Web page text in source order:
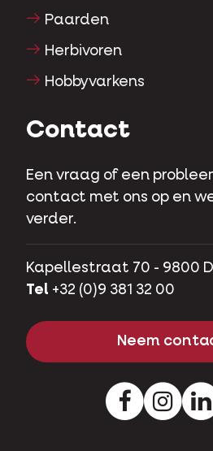
Paarden
Herbivoren
Hobbyvarkens
Contact
Een vraag of een
contact met ons op en
verder.
Kapellestraat 70 - 9800
Tel +32 (0)9 381 32 00
Neem
Facebook